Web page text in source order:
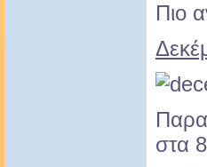
Πιο
στα